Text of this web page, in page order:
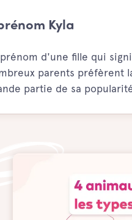
Kyla
d'une fille qui
parents préfèrent
partie de sa